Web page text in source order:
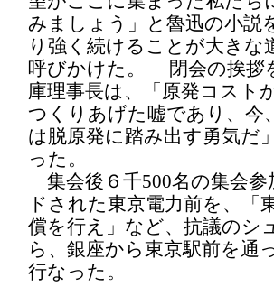
みましょう」と魯迅の小説
り強く続けることが大き
呼びかけた。 閉会の挨拶
庫理事長は、「原発コスト
つくりあげた嘘であり、今
は脱原発に踏み出す勇気だ
った。
集会後６千500名の集会
ドされた東京電力前を、「
償を行え」など、抗議のシ
ら、銀座から東京駅前を通
行なった。